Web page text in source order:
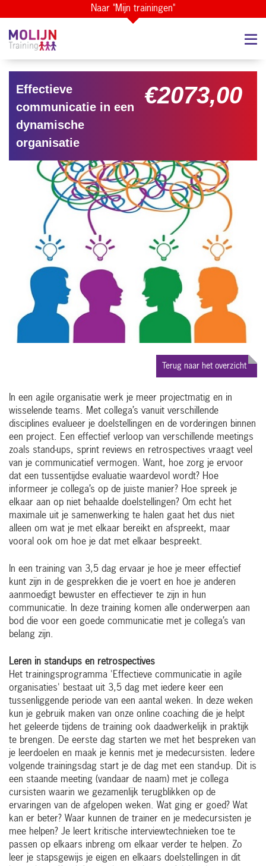
Naar "Mijn trainingen"
Effectieve
communicatie in een
dynamische
organisatie
€2073,00
Terug naar het overzicht
In een agile organisatie werk je meer projectmatig en in
wisselende teams. Met collega’s vanuit verschillende
disciplines evalueer je doelstellingen en de vorderingen binnen
een project. Een effectief verloop van verschillende meetings
zoals stand-ups, sprint reviews en retrospectives vraagt veel
van je communicatief vermogen. Want, hoe zorg je ervoor
dat een tussentijdse evaluatie waardevol wordt? Hoe
informeer je collega’s op de juiste manier? Hoe spreek je
elkaar aan op niet behaalde doelstellingen? Om echt het
maximale uit je samenwerking te halen gaat het dus niet
alleen om wat je met elkaar bereikt en afspreekt, maar
vooral ook om hoe je dat met elkaar bespreekt.
In een training van 3,5 dag ervaar je hoe je meer effectief
kunt zijn in de gesprekken die je voert en hoe je anderen
aanmoedigt bewuster en effectiever te zijn in hun
communicatie. In deze training komen alle onderwerpen aan
bod die voor een goede communicatie met je collega’s van
belang zijn.
Leren in stand-ups en retrospectives
Het trainingsprogramma 'Effectieve communicatie in agile
organisaties' bestaat uit 3,5 dag met iedere keer een
tussenliggende periode van een aantal weken. In deze weken
kun je gebruik maken van onze online coaching die je helpt
het geleerde tijdens de training ook daadwerkelijk in praktijk
te brengen. De eerste dag starten we met het bespreken van
je leerdoelen en maak je kennis met je medecursisten. Iedere
volgende trainingsdag start je de dag met een stand-up. Dit is
een staande meeting (vandaar de naam) met je collega
cursisten waarin we gezamenlijk terugblikken op de
ervaringen van de afgelopen weken. Wat ging er goed? Wat
kan er beter? Waar kunnen de trainer en je medecursisten je
mee helpen? Je leert kritische interviewtechnieken toe te
passen op elkaars inbreng om elkaar verder te helpen. Zo
leer je stapsgewijs je eigen en elkaars doelstellingen in dit